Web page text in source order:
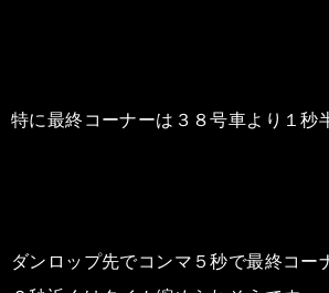
特に最終コーナーは３８号車より１秒
ダンロップ先でコンマ５秒で最終コー